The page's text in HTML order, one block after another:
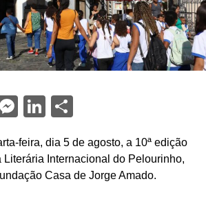
Messenger
LinkedIn
Share
feira, dia 5 de agosto, a 10ª edição
Literária Internacional do Pelourinho,
Casa de Jorge Amado.